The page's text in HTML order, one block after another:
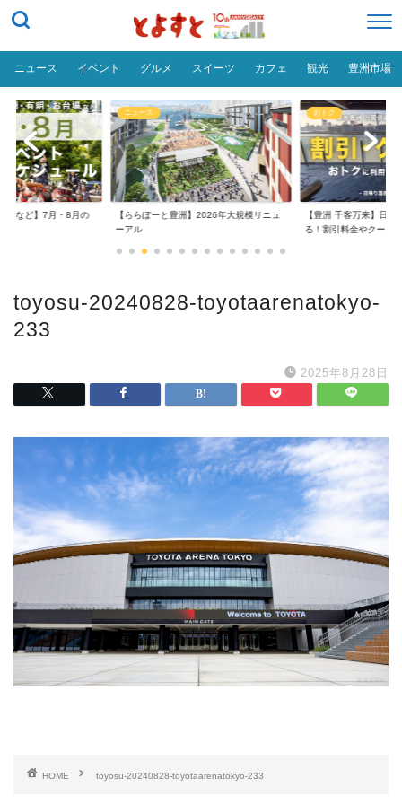
ニュース イベント グルメ スイーツ カフェ 観光 豊洲市場
場など】7月・8月の
ニュース
【ららぽーと豊洲】2026年大規模リニュ
ーアル
おトク
【豊洲 千客万来】日帰
る！割引料金やクーポ...
toyosu-20240828-toyotaarenatokyo-
233
2025年8月28日
HOME toyosu-20240828-toyotaarenatokyo-233